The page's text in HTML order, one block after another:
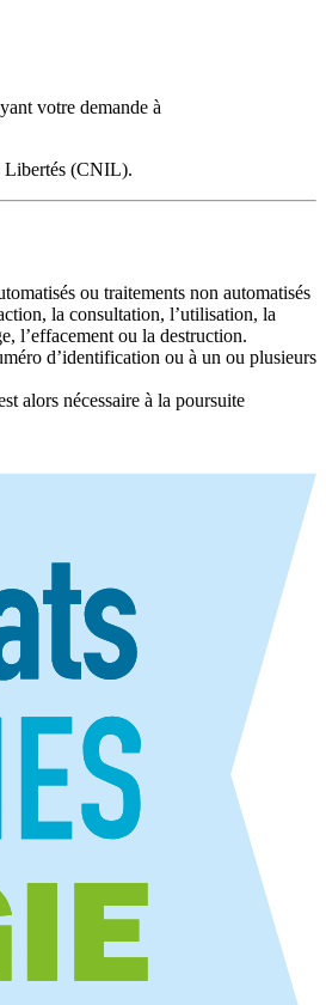
votre demande à
Libertés (CNIL).
ou traitements non automatisés
la consultation, l’utilisation, la
l’effacement ou la destruction.
d’identification ou à un ou plusieurs
alors nécessaire à la poursuite